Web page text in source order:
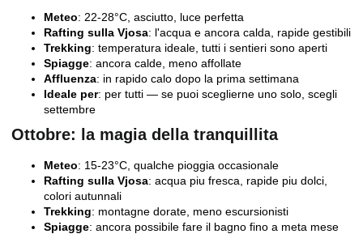
Meteo: 22-28°C, asciutto, luce perfetta
Rafting sulla Vjosa: l'acqua e ancora calda, rapide gestibili
Trekking: temperatura ideale, tutti i sentieri sono aperti
Spiagge: ancora calde, meno affollate
Affluenza: in rapido calo dopo la prima settimana
Ideale per: per tutti — se puoi sceglierne uno solo, scegli
settembre
Ottobre: la magia della tranquillita
Meteo: 15-23°C, qualche pioggia occasionale
Rafting sulla Vjosa: acqua piu fresca, rapide piu dolci,
colori autunnali
Trekking: montagne dorate, meno escursionisti
Spiagge: ancora possibile fare il bagno fino a meta mese